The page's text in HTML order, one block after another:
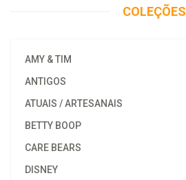
COLEÇÕES
AMY & TIM
ANTIGOS
ATUAIS / ARTESANAIS
BETTY BOOP
CARE BEARS
DISNEY